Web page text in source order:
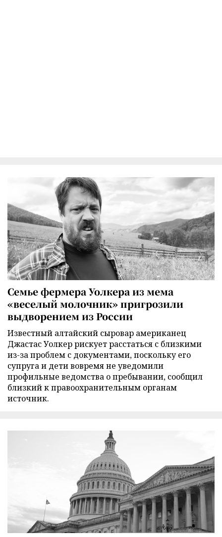
Семье фермера Уолкера из мема
«веселый молочник» пригрозили
выдворением из России
Известный алтайский сыровар американец
Джастас Уолкер рискует расстаться с близкими
из-за проблем с документами, поскольку его
супруга и дети вовремя не уведомили
профильные ведомства о пребывании, сообщил
близкий к правоохранительным органам
источник.